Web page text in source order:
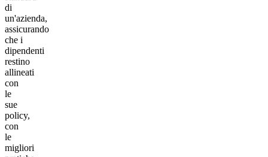
di
un'azienda,
assicurando
che i
dipendenti
restino
allineati
con
le
sue
policy,
con
le
migliori